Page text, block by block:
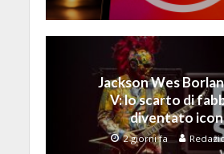
Jackson Wes
V: lo scarto di
diventato
2 giorni fa